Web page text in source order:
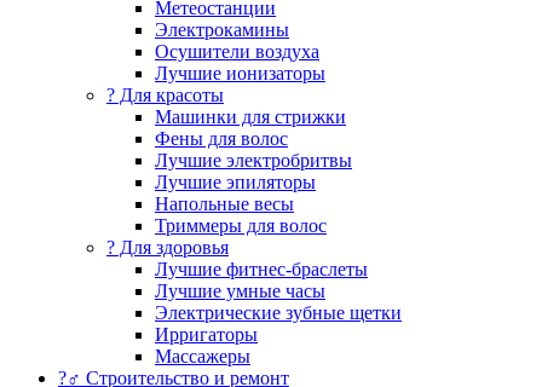
Метеостанции
Электрокамины
Осушители воздуха
Лучшие ионизаторы
? Для красоты
Машинки для стрижки
Фены для волос
Лучшие электробритвы
Лучшие эпиляторы
Напольные весы
Триммеры для волос
? Для здоровья
Лучшие фитнес-браслеты
Лучшие умные часы
Электрические зубные щетки
Ирригаторы
Массажеры
?‍♂️ Строительство и ремонт